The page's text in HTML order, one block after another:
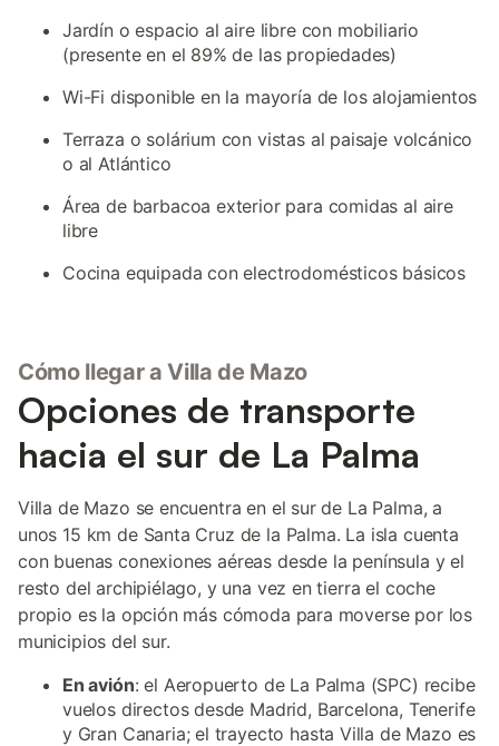
Jardín o espacio al aire libre con mobiliario
(presente en el 89% de las propiedades)
Wi-Fi disponible en la mayoría de los alojamientos
Terraza o solárium con vistas al paisaje volcánico
o al Atlántico
Área de barbacoa exterior para comidas al aire
libre
Cocina equipada con electrodomésticos básicos
Cómo llegar a Villa de Mazo
Opciones de transporte
hacia el sur de La Palma
Villa de Mazo se encuentra en el sur de La Palma, a
unos 15 km de Santa Cruz de la Palma. La isla cuenta
con buenas conexiones aéreas desde la península y el
resto del archipiélago, y una vez en tierra el coche
propio es la opción más cómoda para moverse por los
municipios del sur.
En avión: el Aeropuerto de La Palma (SPC) recibe
vuelos directos desde Madrid, Barcelona, Tenerife
y Gran Canaria; el trayecto hasta Villa de Mazo es